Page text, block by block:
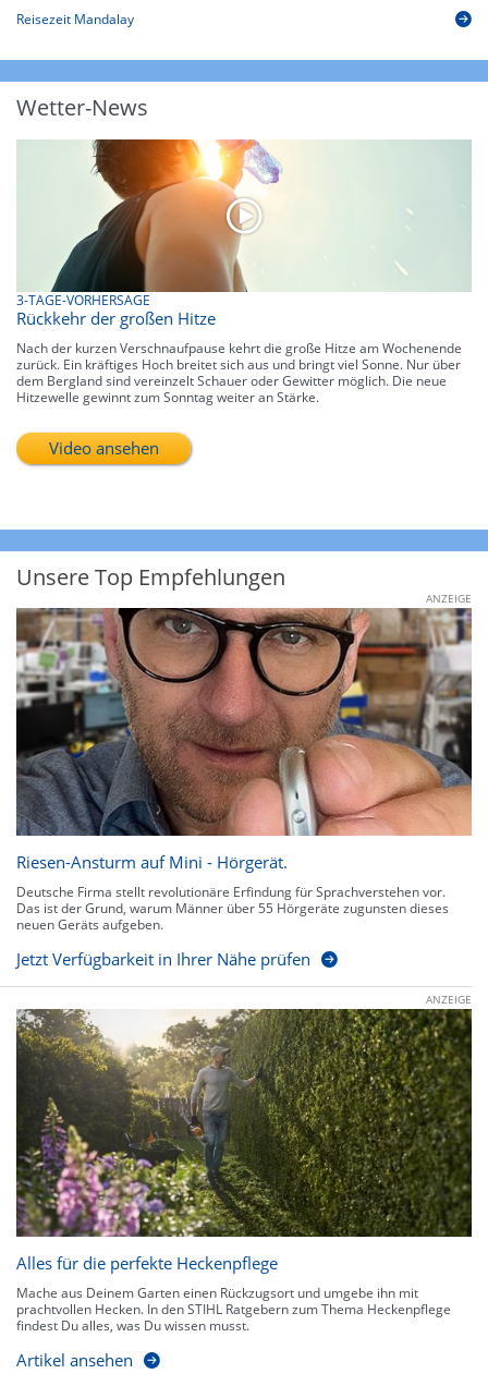
Reisezeit Mandalay
Wetter-News
3-TAGE-VORHERSAGE
Rückkehr der großen Hitze
Nach der kurzen Verschnaufpause kehrt die große Hitze am Wochenende
zurück. Ein kräftiges Hoch breitet sich aus und bringt viel Sonne. Nur über
dem Bergland sind vereinzelt Schauer oder Gewitter möglich. Die neue
Hitzewelle gewinnt zum Sonntag weiter an Stärke.
Video ansehen
Unsere Top Empfehlungen
ANZEIGE
Riesen-Ansturm auf Mini - Hörgerät.
Deutsche Firma stellt revolutionäre Erfindung für Sprachverstehen vor.
Das ist der Grund, warum Männer über 55 Hörgeräte zugunsten dieses
neuen Geräts aufgeben.
Jetzt Verfügbarkeit in Ihrer Nähe prüfen
ANZEIGE
Alles für die perfekte Heckenpflege
Mache aus Deinem Garten einen Rückzugsort und umgebe ihn mit
prachtvollen Hecken. In den STIHL Ratgebern zum Thema Heckenpflege
findest Du alles, was Du wissen musst.
Artikel ansehen